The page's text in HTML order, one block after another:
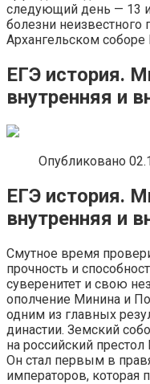
следующий день — 13
болезни
Архангельском
ЕГЭ история.
внутренняя и
Опубликовано
ЕГЭ история.
внутренняя и
Смутное время
прочность и
суверенитет и свою
ополчение Минина и
одним из главных
династии. Земский
на российский
Он стал первым в
императоров, которая